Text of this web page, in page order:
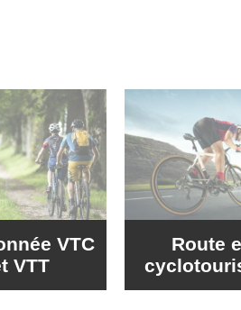
VTC
VTT
Route